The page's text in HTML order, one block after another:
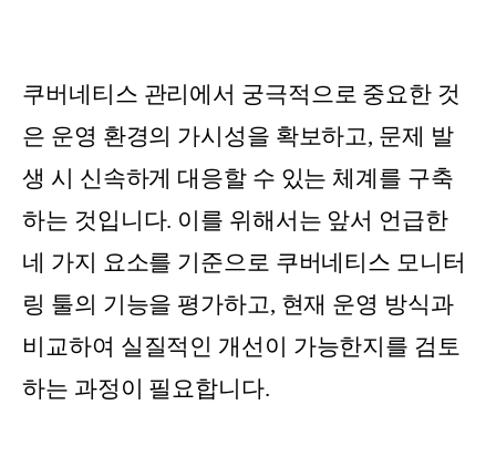
쿠버네티스 관리에서 궁극적으로 중요한 것
은 운영 환경의 가시성을 확보하고, 문제 발
생 시 신속하게 대응할 수 있는 체계를 구축
하는 것입니다. 이를 위해서는 앞서 언급한
네 가지 요소를 기준으로 쿠버네티스 모니터
링 툴의 기능을 평가하고, 현재 운영 방식과
비교하여 실질적인 개선이 가능한지를 검토
하는 과정이 필요합니다.